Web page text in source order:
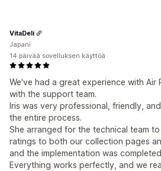
We've had a great experience with Air
with the support team.
Iris was very professional, friendly,
the entire process.
She arranged for the technical team
ratings to both our collection pages
and the implementation was
Everything works perfectly, and we
VitaDeli
Japani
14 päivää sovelluksen käyttöä